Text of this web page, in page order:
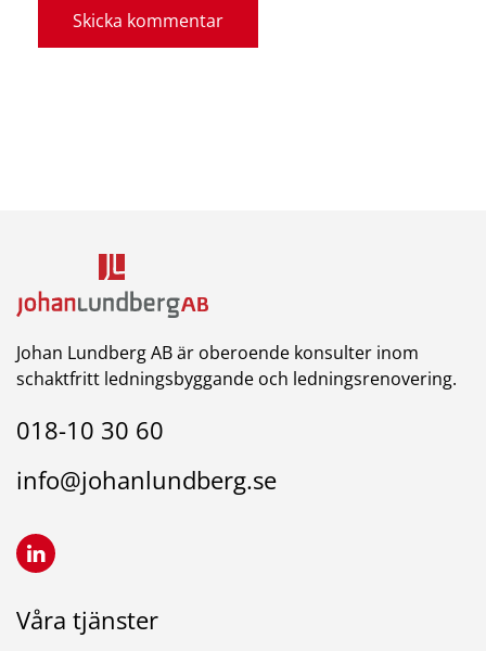
Skicka kommentar
Johan Lundberg AB är oberoende konsulter inom
schaktfritt ledningsbyggande och ledningsrenovering.
018-10 30 60
info@johanlundberg.se
Våra tjänster